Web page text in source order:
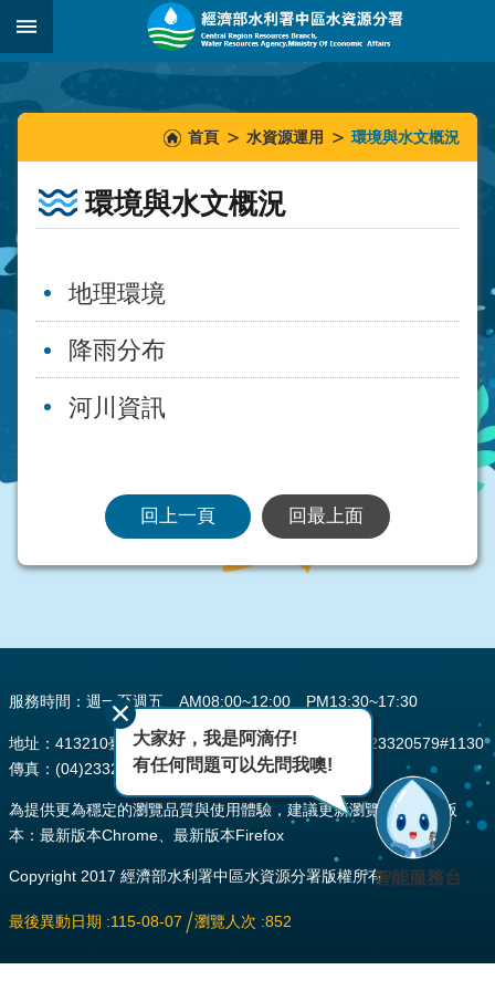
跳到主要內容區塊
:::
::::::
首頁 水資源運用 環境與水文概況
環境與水文概況
地理環境
降雨分布
河川資訊
回上一頁 回最上面
服務時間：週一至週五 AM08:00~12:00 PM13:30~17:30
地址：413210臺中市霧峰區峰堤路195號 電話：(04)23320579#1130
傳真：(04)2332-0484
為提供更為穩定的瀏覽品質與使用體驗，建議更新瀏覽器至以下版
本：最新版本Chrome、最新版本Firefox
Copyright 2017 經濟部水利署中區水資源分署版權所有
最後異動日期 115-08-07 瀏覽人次 852
大家好，我是阿滴仔!
有任何問題可以先問我噢!
智能服務台